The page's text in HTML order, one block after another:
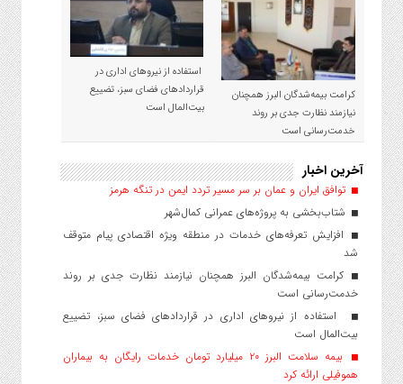
کرامت بیمه‌شدگان البرز همچنان
نیازمند نظارت جدی بر روند
خدمت‌رسانی است
استفاده از نیروهای اداری در
قراردادهای فضای سبز، تضییع
بیت‌المال است
آخرین اخبار
توافق ایران و عمان بر سر مسیر تردد ایمن در تنگه هرمز
شتاب‌بخشی به پروژه‌های عمرانی کمال‌شهر
افزایش تعرفه‌های خدمات در منطقه ویژه اقتصادی پیام متوقف
شد
کرامت بیمه‌شدگان البرز همچنان نیازمند نظارت جدی بر روند
خدمت‌رسانی است
استفاده از نیروهای اداری در قراردادهای فضای سبز، تضییع
بیت‌المال است
بیمه سلامت البرز ۲۰ میلیارد تومان خدمات رایگان به بیماران
هموفیلی ارائه کرد